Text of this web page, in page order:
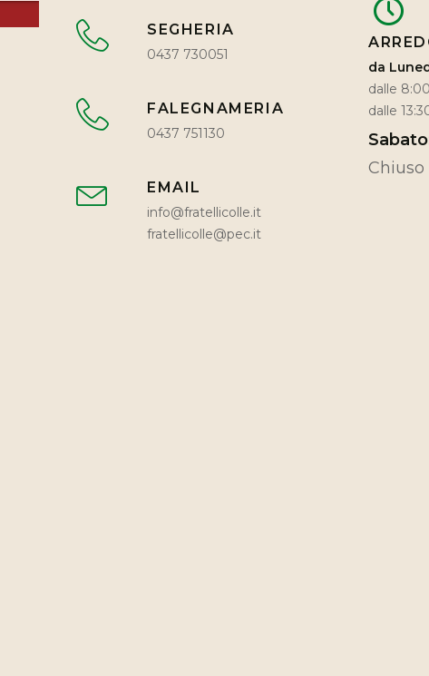
SEGHERIA
0437 730051
FALEGNAMERIA
0437 751130
EMAIL
info@fratellicolle.it
fratellicolle@pec.it
da
dalle
dalle
Chiuso